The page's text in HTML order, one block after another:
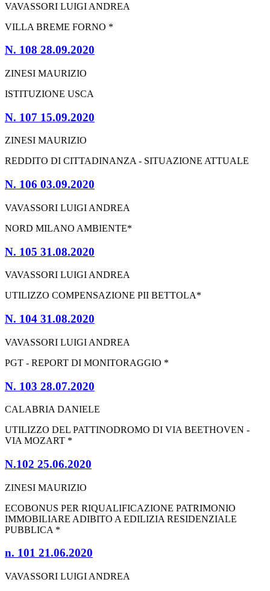
VAVASSORI LUIGI ANDREA
VILLA BREME FORNO *
N. 108 28.09.2020
ZINESI MAURIZIO
ISTITUZIONE USCA
N. 107 15.09.2020
ZINESI MAURIZIO
REDDITO DI CITTADINANZA - SITUAZIONE ATTUALE
N. 106 03.09.2020
VAVASSORI LUIGI ANDREA
NORD MILANO AMBIENTE*
N. 105 31.08.2020
VAVASSORI LUIGI ANDREA
UTILIZZO COMPENSAZIONE PII BETTOLA*
N. 104 31.08.2020
VAVASSORI LUIGI ANDREA
PGT - REPORT DI MONITORAGGIO *
N. 103 28.07.2020
CALABRIA DANIELE
UTILIZZO DEL PATTINODROMO DI VIA BEETHOVEN -
VIA MOZART *
N.102 25.06.2020
ZINESI MAURIZIO
ECOBONUS PER RIQUALIFICAZIONE PATRIMONIO
IMMOBILIARE ADIBITO A EDILIZIA RESIDENZIALE
PUBBLICA *
n. 101 21.06.2020
VAVASSORI LUIGI ANDREA